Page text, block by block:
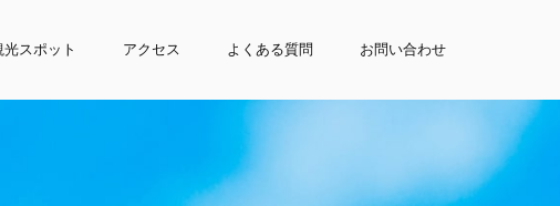
光スポット アクセス よくある質問 お問い合わせ